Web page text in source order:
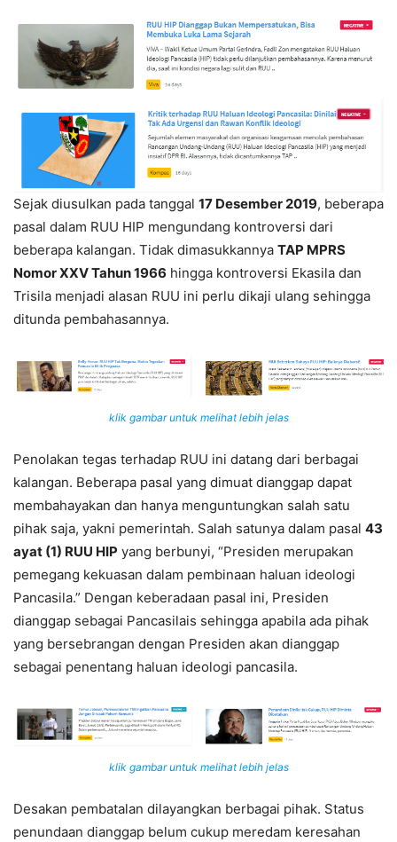
Sejak diusulkan pada tanggal 17 Desember 2019, beberapa
pasal dalam RUU HIP mengundang kontroversi dari
beberapa kalangan. Tidak dimasukkannya TAP MPRS
Nomor XXV Tahun 1966 hingga kontroversi Ekasila dan
Trisila menjadi alasan RUU ini perlu dikaji ulang sehingga
ditunda pembahasannya.
klik gambar untuk melihat lebih jelas
Penolakan tegas terhadap RUU ini datang dari berbagai
kalangan. Beberapa pasal yang dimuat dianggap dapat
membahayakan dan hanya menguntungkan salah satu
pihak saja, yakni pemerintah. Salah satunya dalam pasal 43
ayat (1) RUU HIP yang berbunyi, “Presiden merupakan
pemegang kekuasan dalam pembinaan haluan ideologi
Pancasila.” Dengan keberadaan pasal ini, Presiden
dianggap sebagai Pancasilais sehingga apabila ada pihak
yang bersebrangan dengan Presiden akan dianggap
sebagai penentang haluan ideologi pancasila.
klik gambar untuk melihat lebih jelas
Desakan pembatalan dilayangkan berbagai pihak. Status
penundaan dianggap belum cukup meredam keresahan